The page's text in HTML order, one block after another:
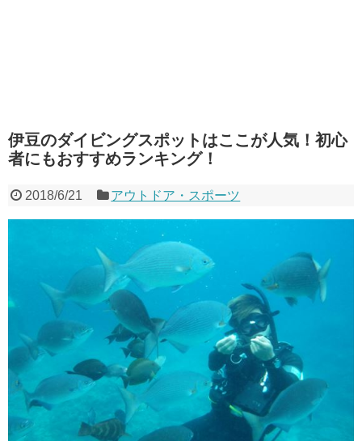
伊豆のダイビングスポットはここが人気！初心
者にもおすすめランキング！
2018/6/21 アウトドア・スポーツ